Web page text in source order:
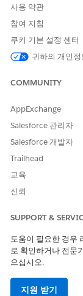
이
사용 약관
참여 지침
쿠키 기본 설정 센터
귀하의 개인
COMMUNITY
AppExchange
Salesforce 관리자
Salesforce 개발자
Trailhead
교육
신뢰
SUPPORT &
도움이 필요한 경우
로 확인하거나 전문
으십시오.
지원 받기